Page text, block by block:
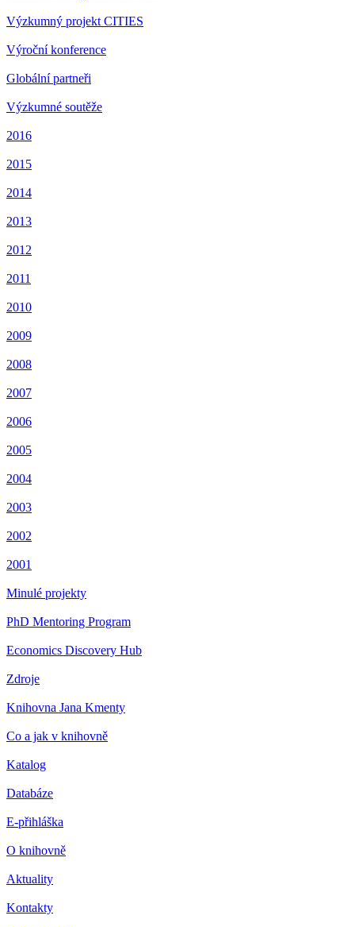
Výzkumný projekt CITIES
Výroční konference
Globální partneři
Výzkumné soutěže
2016
2015
2014
2013
2012
2011
2010
2009
2008
2007
2006
2005
2004
2003
2002
2001
Minulé projekty
PhD Mentoring Program
Economics Discovery Hub
Zdroje
Knihovna Jana Kmenty
Co a jak v knihovně
Katalog
Databáze
E-přihláška
O knihovně
Aktuality
Kontakty